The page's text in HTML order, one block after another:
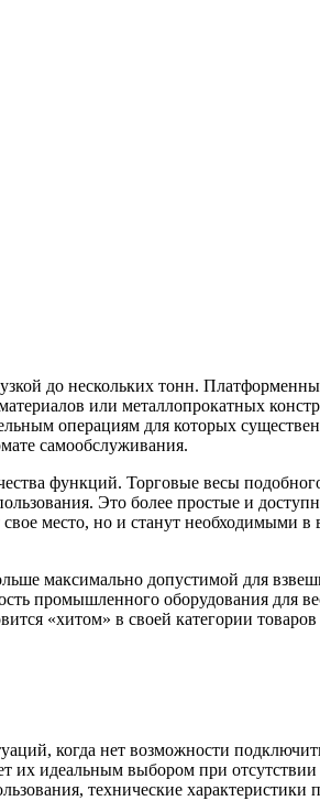
до нескольких тонн.
или металлопрокатных
операциям для которых
самообслуживания.
функций. Торговые весы
Это более простые и
место, но и станут необходимыми
максимально допустимой для
промышленного оборудования для
«хитом» в своей категории
когда нет возможности
их идеальным выбором при
технические